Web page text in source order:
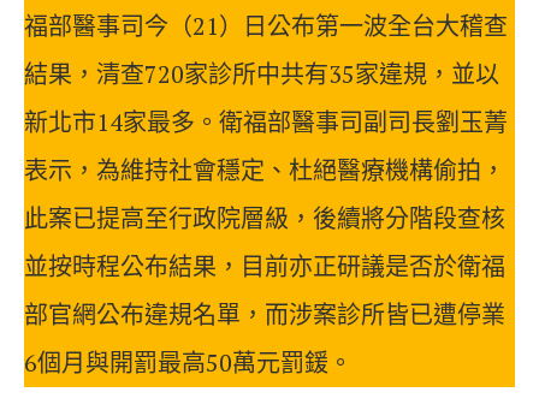
福部醫事司今（21）日公布第一波全台大稽查
結果，清查720家診所中共有35家違規，並以
新北市14家最多。衛福部醫事司副司長劉玉菁
表示，為維持社會穩定、杜絕醫療機構偷拍，
此案已提高至行政院層級，後續將分階段查核
並按時程公布結果，目前亦正研議是否於衛福
部官網公布違規名單，而涉案診所皆已遭停業
6個月與開罰最高50萬元罰鍰。